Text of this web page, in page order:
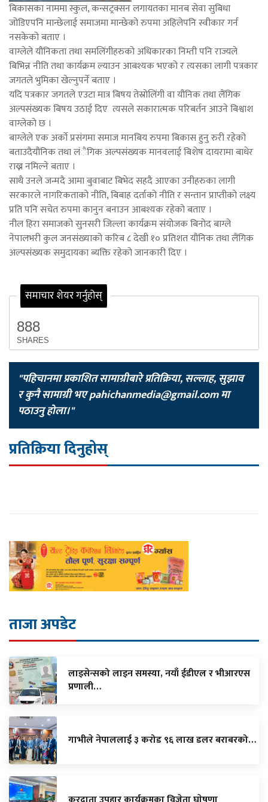
बिकासका नाममा स्कुल, कन्सट्रक्सन लगायतका मानब सेवा सुबिधा
जोडिएपनि मान्छेलाई समाजमा मान्छेको रुपमा अहिलेपनि स्वीकार गर्न
नसकेको बताए ।
वाग्लेले यौनिकता तथा समलिंगीहरुको अधिकारका निम्ती पनि राज्यले
बिभिन्न नीति तथा कार्यक्रम ल्याउन आबश्यक भएको र त्यसका लागी पत्रकार
जगतले भुमिका खेल्नुपर्ने बताए ।
यदि पत्रकार जगतले एउटा मात्र बिषय तेस्रोलिंगी वा यौनिक तथा लैंगिक
अल्पसंख्यक बिषय उठाई दिए त्यसले सकारात्मक परिबर्तन आउने बिश्वाश
वाग्लेको छ ।
बाग्लेले एक अर्काे प्रसंगमा समाज मानबिय रुपमा बिकास हुनु रुरी रहेको
बताउदैयौनिक तथा लंैगिक अल्पसंख्यक मानवलाई बिशेष दायरामा बाधेर
राख्न नमिल्ने बताए ।
साथै उनले जन्मदै आमा बुवाबाट बिभेद सहदै आएका उनीहरुका लागी
सरकारले नागरिकताको नीति, बिबाह दर्ताको नीति र सन्तान प्राप्तीको लक्ष्य
प्रति पनि सचेत रुपमा कानुन बनाउन आबश्यक रहेको बताए ।
नील हिरा समाजको सुनसरी जिल्ला कार्यक्रम संयोजक बिनोद बाग्ले
नेपालभरी कुल जनसंख्याको करिब ८ देखी १० प्रतिशत यौनिक तथा लैंगिक
अल्पसंख्यक समुदायका ब्यक्ति रहेको जानकारी दिए ।
समाचार शेयर गर्नुहोस्
888
SHARES
"पहिचानमा प्रकाशित सामाग्रीबारे प्रतिक्रिया, सल्लाह, सुझाव
र कुनै सामाग्री भएpahichanmedia@gmail.comमा
पठाउनु होला।"
प्रतिक्रिया दिनुहोस्
ताजा अपडेट
लाइसेन्सको लाइन समस्या, नयाँ ईडीएल र भीआरएस
प्रणाली…
गाभीले नेपाललाई ३ करोड ९६ लाख डलर बराबरको…